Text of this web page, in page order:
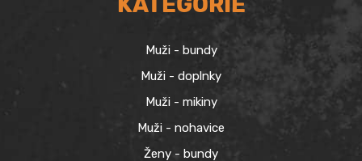
Muži - bundy
Muži - doplnky
Muži - mikiny
Muži - nohavice
Ženy - bundy